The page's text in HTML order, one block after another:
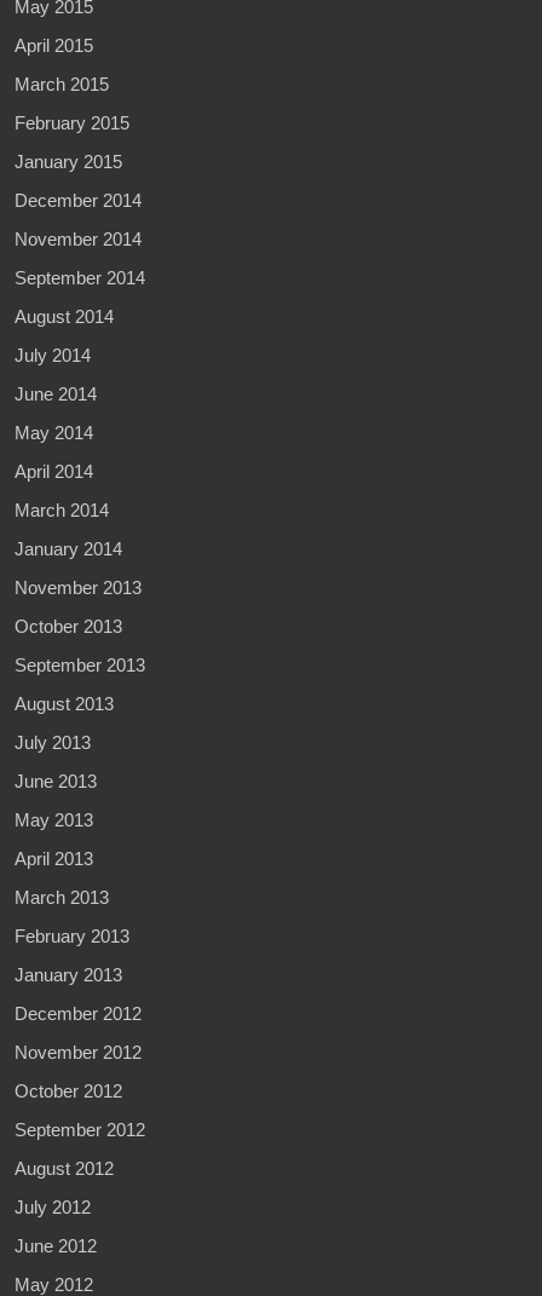
May 2015
April 2015
March 2015
February 2015
January 2015
December 2014
November 2014
September 2014
August 2014
July 2014
June 2014
May 2014
April 2014
March 2014
January 2014
November 2013
October 2013
September 2013
August 2013
July 2013
June 2013
May 2013
April 2013
March 2013
February 2013
January 2013
December 2012
November 2012
October 2012
September 2012
August 2012
July 2012
June 2012
May 2012